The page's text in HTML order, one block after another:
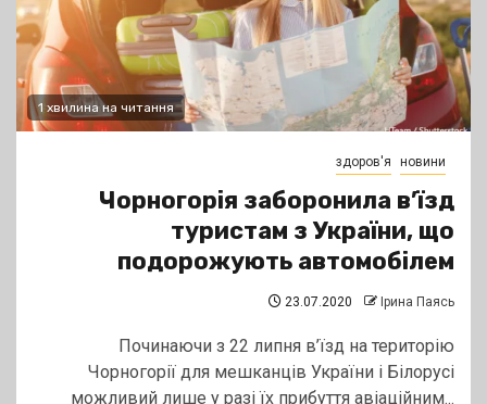
1 хвилина на читання
здоров'я новини
Чорногорія заборонила в’їзд
туристам з України, що
подорожують автомобілем
23.07.2020 Ірина Паясь
Починаючи з 22 липня в’їзд на територію
Чорногорії для мешканців України і Білорусі
можливий лише у разі їх прибуття авіаційним...